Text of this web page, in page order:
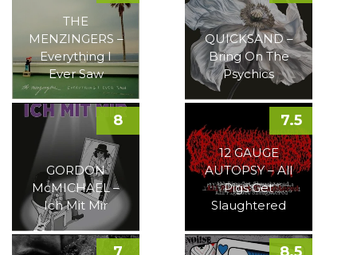
THE
MENZINGERS –
Everything I
Ever Saw
QUICKSAND –
Bring On The
Psychics
GORDON
McMICHAEL –
Ich Mit Mir
8
12 GAUGE
AUTOPSY – All
Pigs Get
Slaughtered
7.5